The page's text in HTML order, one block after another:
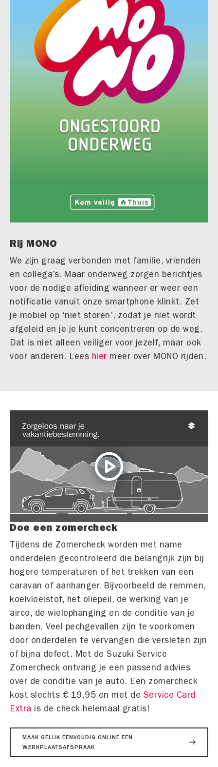
Rij MONO
We zijn graag verbonden met familie, vrienden
en collega’s. Maar onderweg zorgen berichtjes
voor de nodige afleiding wanneer er weer een
notificatie vanuit onze smartphone klinkt. Zet
je mobiel op ‘niet storen’, zodat je niet wordt
afgeleid en je je kunt concentreren op de weg.
Dat is niet alleen veiliger voor jezelf, maar ook
voor anderen. Lees hier meer over MONO rijden.
Doe een zomercheck
Tijdens de Zomercheck worden met name
onderdelen gecontroleerd die belangrijk zijn bij
hogere temperaturen of het trekken van een
caravan of aanhanger. Bijvoorbeeld de remmen,
koelvloeistof, het oliepeil, de werking van je
airco, de wielophanging en de conditie van je
banden. Veel pechgevallen zijn te voorkomen
door onderdelen te vervangen die versleten zijn
of bijna defect. Met de Suzuki Service
Zomercheck ontvang je een passend advies
over de conditie van je auto. Een zomercheck
kost slechts € 19,95 en met de Service Card
Extra is de check helemaal gratis!
MAAK GELIJK EENVOUDIG ONLINE EEN
WERKPLAATSAFSPRAAK